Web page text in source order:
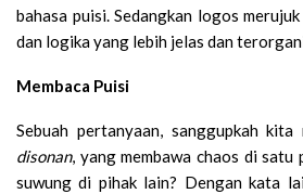
bahasa puisi. Sedangkan logos
dan logika yang lebih jelas dan
Membaca Puisi
Sebuah pertanyaan, sanggupkah
disonan, yang membawa chaos di satu
suwung di pihak lain? Dengan kata